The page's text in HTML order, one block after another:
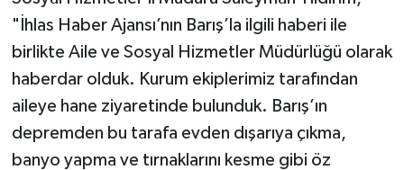
"İhlas Haber Ajansı’nın Barış’la ilgili haberi ile
birlikte Aile ve Sosyal Hizmetler Müdürlüğü olarak
haberdar olduk. Kurum ekiplerimiz tarafından
aileye hane ziyaretinde bulunduk. Barış’ın
depremden bu tarafa evden dışarıya çıkma,
banyo yapma ve tırnaklarını kesme gibi öz